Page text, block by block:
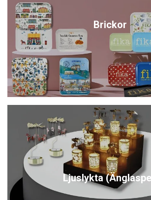
Brickor
Ljuslykta